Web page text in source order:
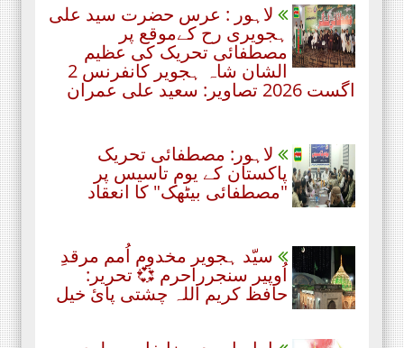
لاہور : عرس حضرت سید علی
ہجویری رح کےموقع پر
مصطفائی تحریک کی عظیم
الشان شاہ ہجویر کانفرنس 2
اگست 2026 تصاویر: سعید علی عمران
لاہور: مصطفائی تحریک
پاکستان کے یومِ تاسیس پر
"مصطفائی بیٹھک" کا انعقاد
سیّد ہجویر مخدوم اُمم مرقدِ
اُوپیر سنجرراحرم 💞 تحریر:
حافظ کریم اللہ چشتی پائ خیل